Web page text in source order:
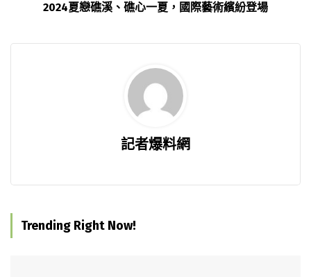
2024夏戀礁溪、礁心一夏，國際藝術繽紛登場
記者爆料網
Trending Right Now!